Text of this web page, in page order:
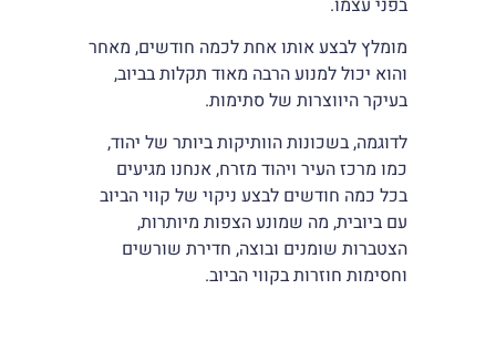
מומלץ לבצע אותו אחת לכמה חודשים, מאחר
והוא יכול למנוע הרבה מאוד תקלות בביוב,
בעיקר היווצרות של סתימות.
לדוגמה, בשכונות הוותיקות ביותר של יהוד,
כמו מרכז העיר ויהוד מזרח, אנחנו מגיעים
בכל כמה חודשים לבצע ניקוי של קווי הביוב
עם ביובית, מה שמונע הצפות מיותרות,
הצטברות שומנים ובוצה, חדירת שורשים
וחסימות חוזרות בקווי הביוב.